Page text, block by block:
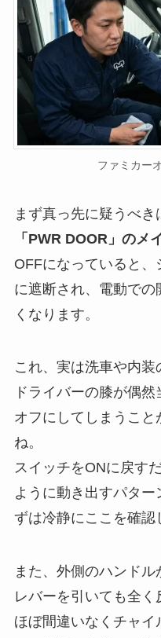
ファミカー
まず真っ先に疑うべき
「PWR DOOR」のメ
OFFになっていると
に遮断され、電動で
くなります。
これ、実は洗車や内
ドライバーの膝が偶
オフにしてしまうこと
ね。
スイッチをONに戻す
ように動き出すパター
ずは冷静にここを確認
また、外側のハンド
レバーを引いても全く
ほぼ間違いなくチャ